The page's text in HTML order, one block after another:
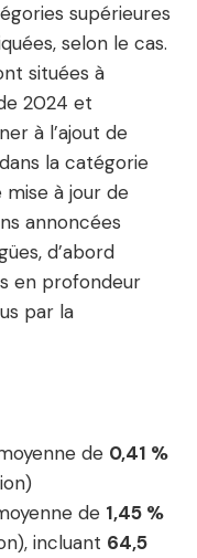
supérieures
selon le cas.
situées à
2024 et
à l’ajout de
la catégorie
à jour de
annoncées
d’abord
en profondeur
par la
de 0,41 %
de 1,45 %
incluant 64,5